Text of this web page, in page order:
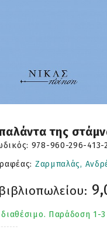
της
978-960-296-413-
Ζαρμπαλάς,
Παράδοση 1-3